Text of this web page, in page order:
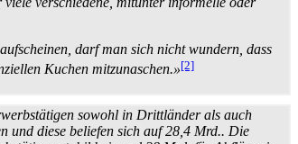
darf man sich nicht wundern, dass
Kuchen mitzunaschen.»[2]
sowohl in Drittländer als auch
und diese beliefen sich auf 28,4 Mrd.. Die